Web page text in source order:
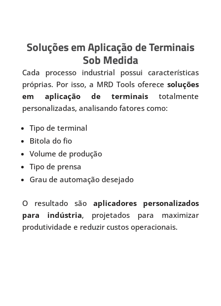
Soluções em Aplicação de Terminais
Sob Medida
Cada processo industrial possui características
próprias. Por isso, a MRD Tools oferecesoluções
em aplicação de terminais totalmente
personalizadas, analisando fatores como:
Tipo de terminal
Bitola do fio
Volume de produção
Tipo de prensa
Grau de automação desejado
O resultado sãoaplicadores personalizados
para indústria, projetados para maximizar
produtividade e reduzir custos operacionais.